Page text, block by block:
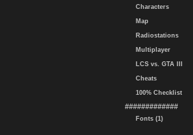
Characters
Map
Radiostations
Multiplayer
LCS vs. GTA III
Cheats
100% Checklist
#############
Fonts (1)